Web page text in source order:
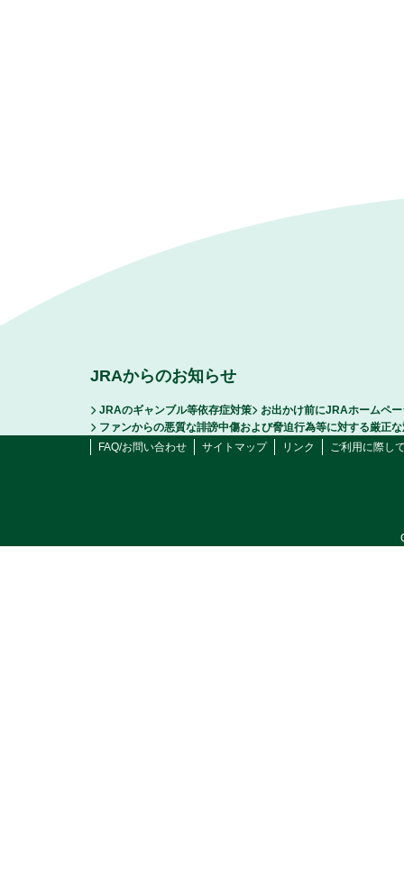
JRAからのお知らせ
JRAのギャンブル等依存症対策
お出かけ前にJRAホームペ
ファンからの悪質な誹謗中傷および脅迫行為等に対する厳正
FAQ/お問い合わせ
サイトマップ リンク ご利用に際し